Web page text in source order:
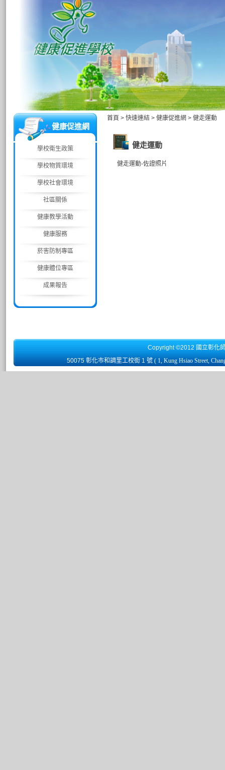
健康促進網
學校衛生政策
學校物質環境
學校社會環境
社區關係
健康教學活動
健康服務
菸害防制專區
健康體位專區
成果報告
首頁 > 快速連結 > 健康促進網 > 健走運動
健走運動
健走運動-佐證照片
Copyright ©2012 國立彰化
50075 彰化市和調里工校街 1 號 ( 1, Kung Hsiao Street,